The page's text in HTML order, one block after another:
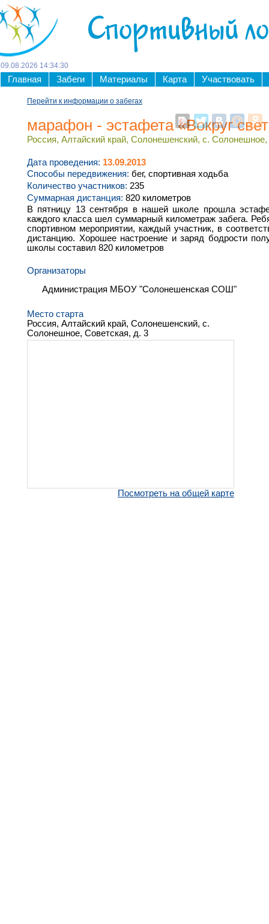
Спортивный
09 08 2026 14:34:30
Главная Забеги Материалы Карта Участвовать
Перейти к информации о забегах
марафон - эстафета «Вокруг
Россия, Алтайский край, Солонешенский, с.
Дата проведения: 13.09.2013
Способы передвижения: бег, спортивная ходьба
Количество участников: 235
Суммарная дистанция: 820 километров
В пятницу 13 сентября в нашей школе прошла
каждого класса шел суммарный километраж забега.
спортивном мероприятии, каждый участник, в
дистанцию. Хорошее настроение и заряд бодрости
школы составил 820 километров
Организаторы
Администрация МБОУ "Солонешенская СОШ"
Место старта
Россия, Алтайский край, Солонешенский, с.
Солонешное, Советская, д. 3
Посмотреть на общей карте